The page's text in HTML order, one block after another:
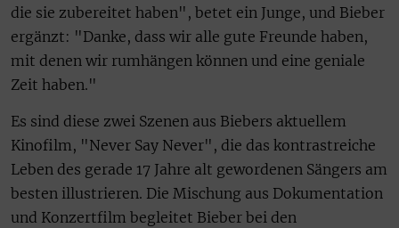
die sie zubereitet haben", betet ein Junge, und Bieber
ergänzt: "Danke, dass wir alle gute Freunde haben,
mit denen wir rumhängen können und eine geniale
Zeit haben."
Es sind diese zwei Szenen aus Biebers aktuellem
Kinofilm, "Never Say Never", die das kontrastreiche
Leben des gerade 17 Jahre alt gewordenen Sängers am
besten illustrieren. Die Mischung aus Dokumentation
und Konzertfilm begleitet Bieber bei den